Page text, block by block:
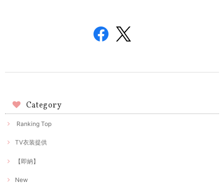
Category
Ranking Top
TV衣装提供
【即納】
New